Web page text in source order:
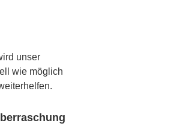
unser
wie möglich